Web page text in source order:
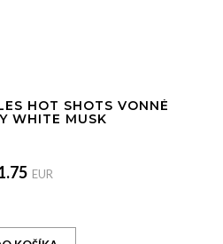
HOT SHOTS VONNÉ
WHITE MUSK
EUR